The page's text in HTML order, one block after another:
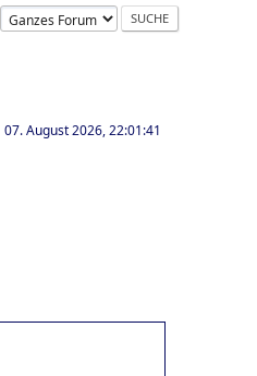
07. August 2026, 22:01:41